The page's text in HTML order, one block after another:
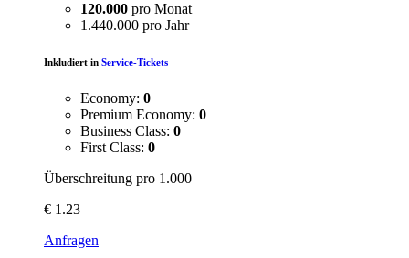
120.000 pro Monat
1.440.000 pro Jahr
Inkludiert in Service-Tickets
Economy: 0
Premium Economy: 0
Business Class: 0
First Class: 0
Überschreitung pro 1.000
€ 1.23
Anfragen